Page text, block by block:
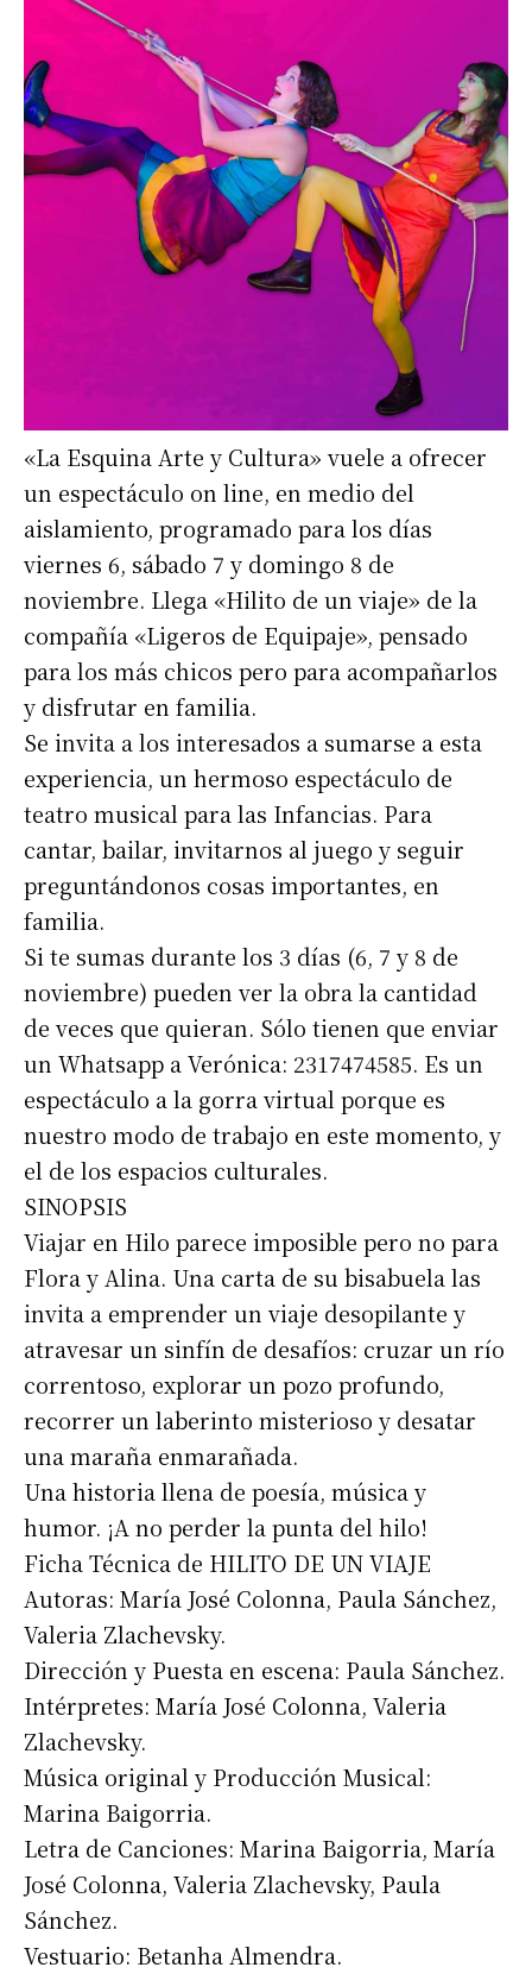
«La Esquina Arte y Cultura» vuele a ofrecer
un espectáculo on line, en medio del
aislamiento, programado para los días
viernes 6, sábado 7 y domingo 8 de
noviembre. Llega «Hilito de un viaje» de la
compañía «Ligeros de Equipaje», pensado
para los más chicos pero para acompañarlos
y disfrutar en familia.
Se invita a los interesados a sumarse a esta
experiencia, un hermoso espectáculo de
teatro musical para las Infancias. Para
cantar, bailar, invitarnos al juego y seguir
preguntándonos cosas importantes, en
familia.
Si te sumas durante los 3 días (6, 7 y 8 de
noviembre) pueden ver la obra la cantidad
de veces que quieran. Sólo tienen que enviar
un Whatsapp a Verónica: 2317474585. Es un
espectáculo a la gorra virtual porque es
nuestro modo de trabajo en este momento, y
el de los espacios culturales.
SINOPSIS
Viajar en Hilo parece imposible pero no para
Flora y Alina. Una carta de su bisabuela las
invita a emprender un viaje desopilante y
atravesar un sinfín de desafíos: cruzar un río
correntoso, explorar un pozo profundo,
recorrer un laberinto misterioso y desatar
una maraña enmarañada.
Una historia llena de poesía, música y
humor. ¡A no perder la punta del hilo!
Ficha Técnica de HILITO DE UN VIAJE
Autoras: María José Colonna, Paula Sánchez,
Valeria Zlachevsky.
Dirección y Puesta en escena: Paula Sánchez.
Intérpretes: María José Colonna, Valeria
Zlachevsky.
Música original y Producción Musical:
Marina Baigorria.
Letra de Canciones: Marina Baigorria, María
José Colonna, Valeria Zlachevsky, Paula
Sánchez.
Vestuario: Betanha Almendra.